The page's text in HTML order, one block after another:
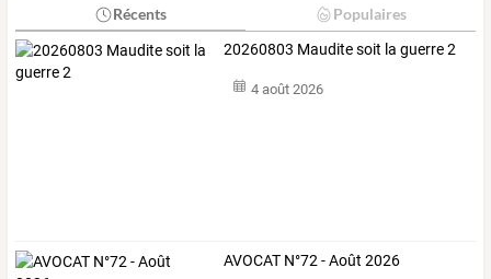
Récents Populaires
20260803 Maudite soit la guerre 2
4 août 2026
AVOCAT N°72 - Août 2026